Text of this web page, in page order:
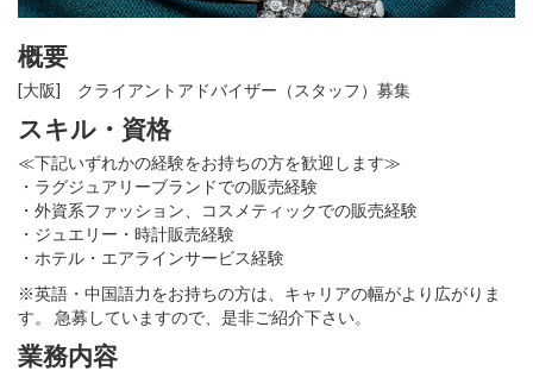
概要
[大阪] クライアントアドバイザー（スタッフ）募集
スキル・資格
≪下記いずれかの経験をお持ちの方を歓迎します≫
・ラグジュアリーブランドでの販売経験
・外資系ファッション、コスメティックでの販売経験
・ジュエリー・時計販売経験
・ホテル・エアラインサービス経験
※英語・中国語力をお持ちの方は、キャリアの幅がより広がりま
す。 急募していますので、是非ご紹介下さい。
業務内容